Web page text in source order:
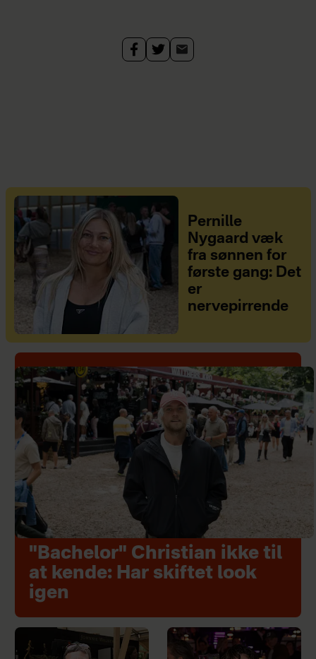
Pernille
Nygaard væk
fra sønnen for
første gang: Det
er
nervepirrende
"Bachelor" Christian ikke til
at kende: Har skiftet look
igen